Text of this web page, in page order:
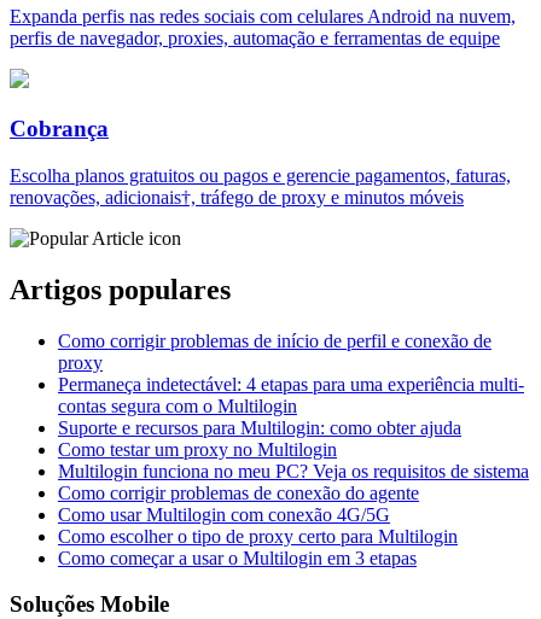
Expanda perfis nas redes sociais com celulares Android na nuvem,
perfis de navegador, proxies, automação e ferramentas de equipe
Cobrança
Escolha planos gratuitos ou pagos e gerencie pagamentos, faturas,
renovações, adicionais†, tráfego de proxy e minutos móveis
Artigos populares
Como corrigir problemas de início de perfil e conexão de
proxy
Permaneça indetectável: 4 etapas para uma experiência multi-
contas segura com o Multilogin
Suporte e recursos para Multilogin: como obter ajuda
Como testar um proxy no Multilogin
Multilogin funciona no meu PC? Veja os requisitos de sistema
Como corrigir problemas de conexão do agente
Como usar Multilogin com conexão 4G/5G
Como escolher o tipo de proxy certo para Multilogin
Como começar a usar o Multilogin em 3 etapas
Soluções Mobile